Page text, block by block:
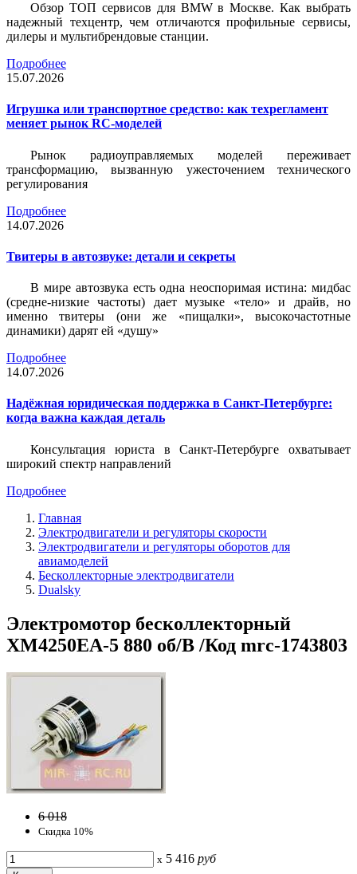
Обзор ТОП сервисов для BMW в Москве. Как выбрать
надежный техцентр, чем отличаются профильные сервисы,
дилеры и мультибрендовые станции.
Подробнее
15.07.2026
Игрушка или транспортное средство: как техрегламент
меняет рынок RC-моделей
Рынок радиоуправляемых моделей переживает
трансформацию, вызванную ужесточением технического
регулирования
Подробнее
14.07.2026
Твитеры в автозвуке: детали и секреты
В мире автозвука есть одна неоспоримая истина: мидбас
(средне-низкие частоты) дает музыке «тело» и драйв, но
именно твитеры (они же «пищалки», высокочастотные
динамики) дарят ей «душу»
Подробнее
14.07.2026
Надёжная юридическая поддержка в Санкт-Петербурге:
когда важна каждая деталь
Консультация юриста в Санкт-Петербурге охватывает
широкий спектр направлений
Подробнее
Главная
Электродвигатели и регуляторы скорости
Электродвигатели и регуляторы оборотов для
авиамоделей
Бесколлекторные электродвигатели
Dualsky
Электромотор бесколлекторный
XM4250EA-5 880 об/В /Код mrc-1743803
6 018
Скидка 10%
x 5 416 руб